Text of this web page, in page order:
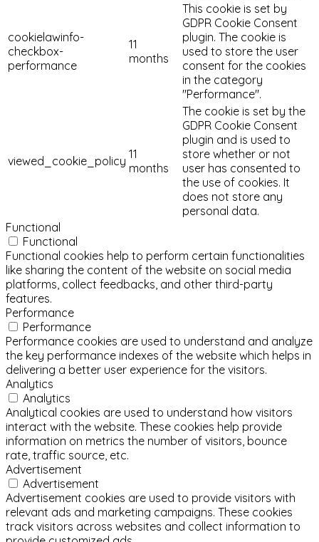
cookielawinfo-
checkbox-
performance
11
months
This cookie is set by
GDPR Cookie Consent
plugin. The cookie is
used to store the user
consent for the cookies
in the category
"Performance".
viewed_cookie_policy 11
months
The cookie is set by the
GDPR Cookie Consent
plugin and is used to
store whether or not
user has consented to
the use of cookies. It
does not store any
personal data.
Functional
Functional
Functional cookies help to perform certain functionalities
like sharing the content of the website on social media
platforms, collect feedbacks, and other third-party
features.
Performance
Performance
Performance cookies are used to understand and analyze
the key performance indexes of the website which helps in
delivering a better user experience for the visitors.
Analytics
Analytics
Analytical cookies are used to understand how visitors
interact with the website. These cookies help provide
information on metrics the number of visitors, bounce
rate, traffic source, etc.
Advertisement
Advertisement
Advertisement cookies are used to provide visitors with
relevant ads and marketing campaigns. These cookies
track visitors across websites and collect information to